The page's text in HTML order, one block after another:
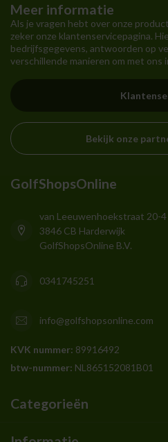
Meer informatie
Als je vragen hebt over onze
zeker onze klantenservicepagina.
bedrijfsgegevens, antwoorden op
verschillende manieren om met ons
Bekijk onze
GolfShopsOnline
van Leeuwenhoekstraat 20-4
3846 CB Harderwijk
GolfShopsOnline B.V.
0341745251
info@golfshopsonline.com
KVK nummer: 89916492
btw-nummer: NL865152081B01
Categorieën